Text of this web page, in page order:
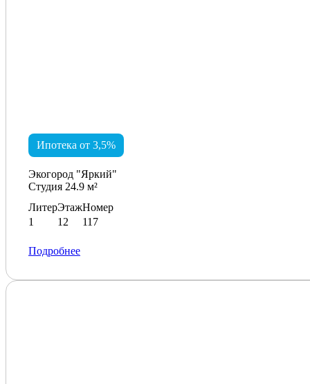
Ипотека от 3,5%
Экогород "Яркий"
Студия 24.9 м²
Литер
1
Этаж
12
Номер
117
Подробнее